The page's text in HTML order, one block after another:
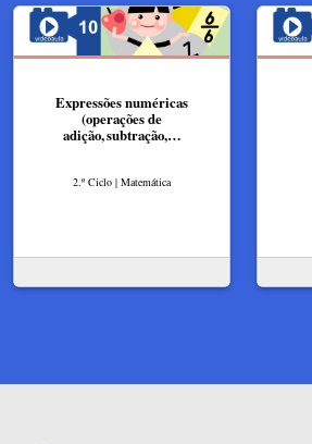
Expressões numéricas
(operações de
adição, subtração,…
2.º Ciclo | Matemática